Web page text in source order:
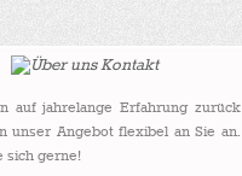
auf jahrelange Erfahrung zurück
unser Angebot flexibel an Sie an.
sich gerne!